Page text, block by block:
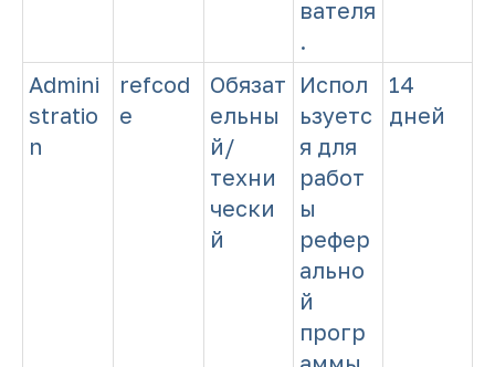
вателя
.
Admini
stratio
n
refcod
e
Обязат
ельны
й/
техни
чески
й
Испол
ьзуетс
я для
работ
ы
рефер
ально
й
прогр
14
дней